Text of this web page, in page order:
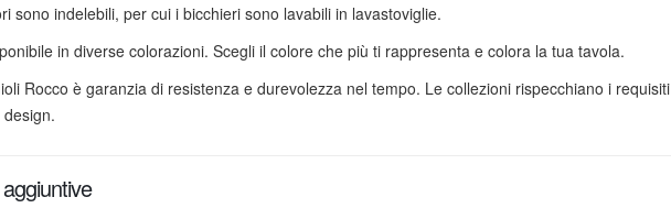
sono indelebili, per cui i bicchieri sono lavabili in lavastoviglie.
in diverse colorazioni. Scegli il colore che più ti rappresenta e colora la tua tavola.
Rocco è garanzia di resistenza e durevolezza nel tempo. Le collezioni rispecchiano i requisiti